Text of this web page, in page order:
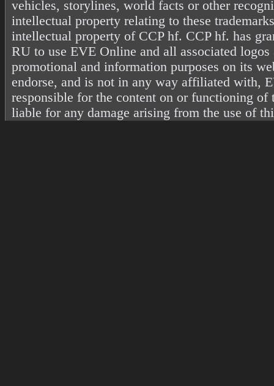
vehicles, storylines, world facts or other
intellectual property relating to these
intellectual property of CCP hf. CCP hf. has
RU to use EVE Online and all associated logos
promotional and information purposes on its
endorse, and is not in any way affiliated with,
responsible for the content on or functioning of
liable for any damage arising from the use of